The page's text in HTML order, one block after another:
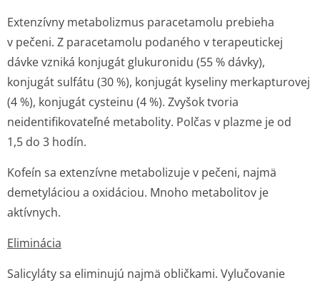
Extenzívny metabolizmus paracetamolu prebieha
v pečeni. Z paracetamolu podaného v terapeutickej
dávke vzniká konjugát glukuronidu (55 % dávky),
konjugát sulfátu (30 %), konjugát kyseliny merkapturovej
(4 %), konjugát cysteinu (4 %). Zvyšok tvoria
neidentifikovateľné metabolity. Polčas v plazme je od
1,5 do 3 hodín.
Kofeín sa extenzívne metabolizuje v pečeni, najmä
demetyláciou a oxidáciou. Mnoho metabolitov je
aktívnych.
Eliminácia
Salicyláty sa eliminujú najmä obličkami. Vylučovanie